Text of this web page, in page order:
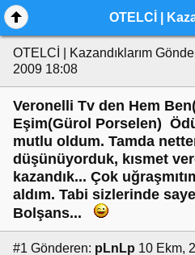
OTELCİ |
OTELCİ | Kazandıklarım
2009 18:08
Veronelli Tv den Hem
Eşim(Gürol Porselen)
mutlu oldum. Tamda
düşünüyorduk, kısmet
kazandık... Çok
aldım. Tabi sizlerinde
Bolşans...
#1 Gönderen: pLnLp 10 Ekm,